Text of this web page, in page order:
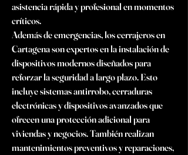
asistencia rápida y profesional en momentos
críticos.
Además de emergencias, los cerrajeros en
Cartagena son expertos en la instalación de
dispositivos modernos diseñados para
reforzar la seguridad a largo plazo. Esto
incluye sistemas antirrobo, cerraduras
electrónicas y dispositivos avanzados que
ofrecen una protección adicional para
viviendas y negocios. También realizan
mantenimientos preventivos y reparaciones,